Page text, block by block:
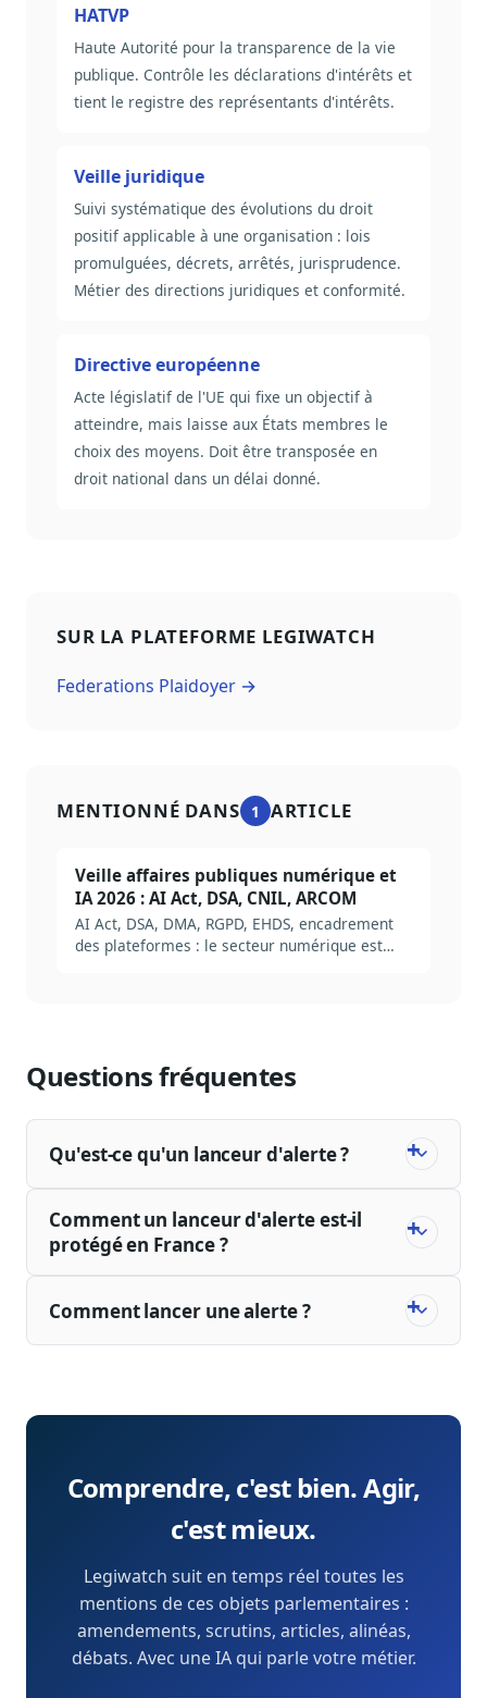
HATVP
Haute Autorité pour la transparence de la vie
publique. Contrôle les déclarations d'intérêts et
tient le registre des représentants d'intérêts.
Veille juridique
Suivi systématique des évolutions du droit
positif applicable à une organisation : lois
promulguées, décrets, arrêtés, jurisprudence.
Métier des directions juridiques et conformité.
Directive européenne
Acte législatif de l'UE qui fixe un objectif à
atteindre, mais laisse aux États membres le
choix des moyens. Doit être transposée en
droit national dans un délai donné.
SUR LA PLATEFORME LEGIWATCH
Federations Plaidoyer →
MENTIONNÉ DANS 1 ARTICLE
Veille affaires publiques numérique et
IA 2026 : AI Act, DSA, CNIL, ARCOM
AI Act, DSA, DMA, RGPD, EHDS, encadrement
des plateformes : le secteur numérique est
Questions fréquentes
Qu'est-ce qu'un lanceur d'alerte ?
Comment un lanceur d'alerte est-il
protégé en France ?
Comment lancer une alerte ?
Comprendre, c'est bien. Agir,
c'est mieux.
Legiwatch suit en temps réel toutes les
mentions de ces objets parlementaires :
amendements, scrutins, articles, alinéas,
débats. Avec une IA qui parle votre métier.